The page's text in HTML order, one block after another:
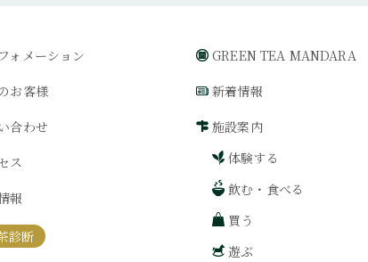
ォメーション
お客様
合わせ
ス
報
診断
GREEN TEA MANDARA
新着情報
施設案内
体験する
飲む・食べる
買う
遊ぶ